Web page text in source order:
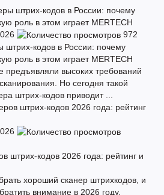
972
штрих-кодов в России: почему
роль в этом играет MERTECH
предъявляли высоких требований
Но сегодня такой
штрих-кодов приводит ...
штрих-кодов 2026 года: рейтинг и
хороший сканер штрихкодов, и
внимание в 2026 году.